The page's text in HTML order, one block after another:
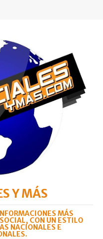
Y MÁS
MÁS
CON UN ESTILO
NACIONALES E